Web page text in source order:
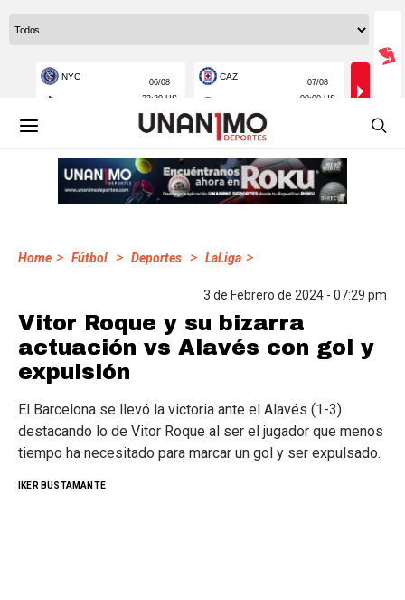
Home > Fútbol > Deportes > LaLiga >
3 de Febrero de 2024 - 07:29 pm
Vitor Roque y su bizarra
actuación vs Alavés con gol y
expulsión
El Barcelona se llevó la victoria ante el Alavés (1-3)
destacando lo de Vitor Roque al ser el jugador que menos
tiempo ha necesitado para marcar un gol y ser expulsado.
IKER BUSTAMANTE